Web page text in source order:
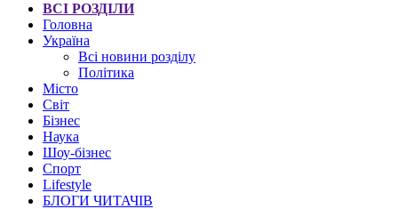
ВСІ РОЗДІЛИ
Головна
Україна
Всі новини розділу
Політика
Місто
Світ
Бізнес
Наука
Шоу-бізнес
Спорт
Lifestyle
БЛОГИ ЧИТАЧІВ